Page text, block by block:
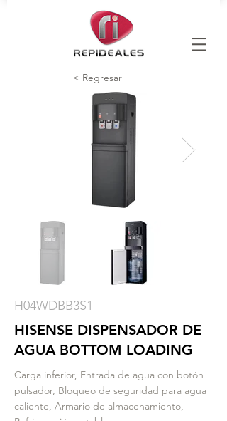
< Regresar
H04WDBB3S1
HISENSE DISPENSADOR DE
AGUA BOTTOM LOADING
Carga inferior, Entrada de agua con botón
pulsador, Bloqueo de seguridad para agua
caliente, Armario de almacenamiento,